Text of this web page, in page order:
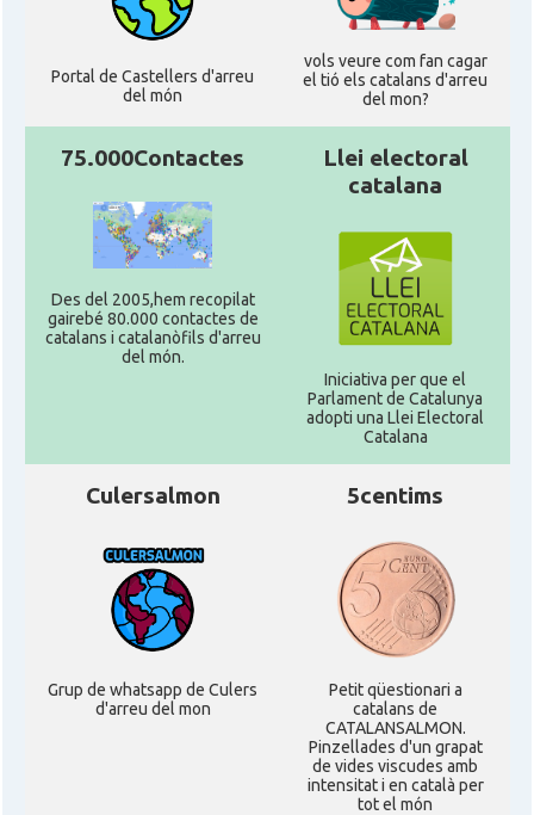
CAMON
Catalans a RUGBY
Catalans a SHEFFIELD
CAMON Catalans a SOUTHAMPTON
CAMON Catalans a STIRLING
Catalans a WIGHT
Casal Centre Català d'Escòcia
Delegació del Govern al Regne Unit
i Irlanda
Consolat general a Edinburgh
Portal de Castellers d'arreu
del món
vols veure com fan cagar
el tió els catalans d'arreu
del mon?
75.000Contactes
Des del 2005,hem recopilat
gairebé 80.000 contactes de
catalans i catalanòfils d'arreu
del món.
Llei electoral
catalana
Iniciativa per que el
Parlament de Catalunya
adopti una Llei Electoral
Catalana
Culersalmon
Grup de whatsapp de Culers
d'arreu del mon
5centims
Petit qüestionari a
catalans de
CATALANSALMON.
Pinzellades d'un grapat
de vides viscudes amb
intensitat i en català per
tot el món